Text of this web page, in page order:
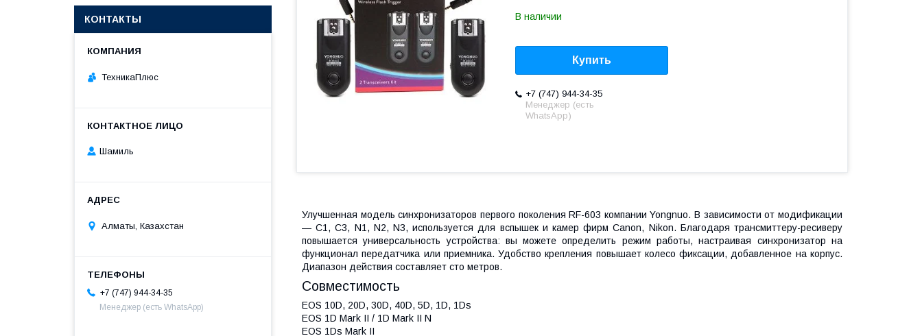
В наличии
Купить
+7 (747) 944-34-35
Менеджер (есть
WhatsApp)
Улучшенная модель синхронизаторов первого поколения RF-603 компании Yongnuo. В зависимости от модификации
― C1, C3, N1, N2, N3, используется для вспышек и камер фирм Canon, Nikon. Благодаря трансмиттеру-ресиверу
повышается универсальность устройства: вы можете определить режим работы, настраивая синхронизатор на
функционал передатчика или приемника. Удобство крепления повышает колесо фиксации, добавленное на корпус.
Диапазон действия составляет сто метров.
Совместимость
EOS 10D, 20D, 30D, 40D, 5D, 1D, 1Ds
EOS 1D Mark II / 1D Mark II N
EOS 1Ds Mark II
КОНТАКТЫ
ТехникаПлюс
Шамиль
Алматы, Казахстан
+7 (747) 944-34-35
Менеджер (есть WhatsApp)